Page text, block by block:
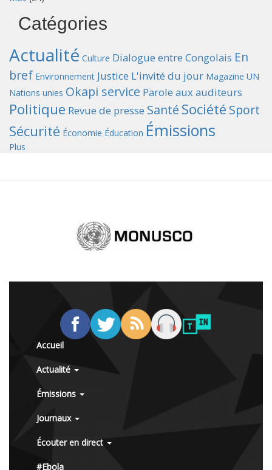
Catégories
Actualité Culture Dialogue entre Congolais En
bref Environnement Justice L'invité du jour Magazine UN
Nations unies Okapi service Parole aux auditeurs
Politique Revue de presse Santé Société Sport
Sécurité Économie Éducation Émissions
Plus
Accueil
Actualité
Émissions
Journaux
Écouter en direct
#Ebola